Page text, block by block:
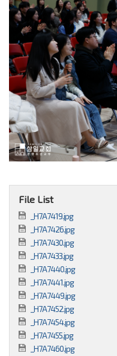
File List
_H7A7419.jpg
_H7A7426.jpg
_H7A7430.jpg
_H7A7433.jpg
_H7A7440.jpg
_H7A7441.jpg
_H7A7449.jpg
_H7A7452.jpg
_H7A7454.jpg
_H7A7455.jpg
_H7A7460.jpg